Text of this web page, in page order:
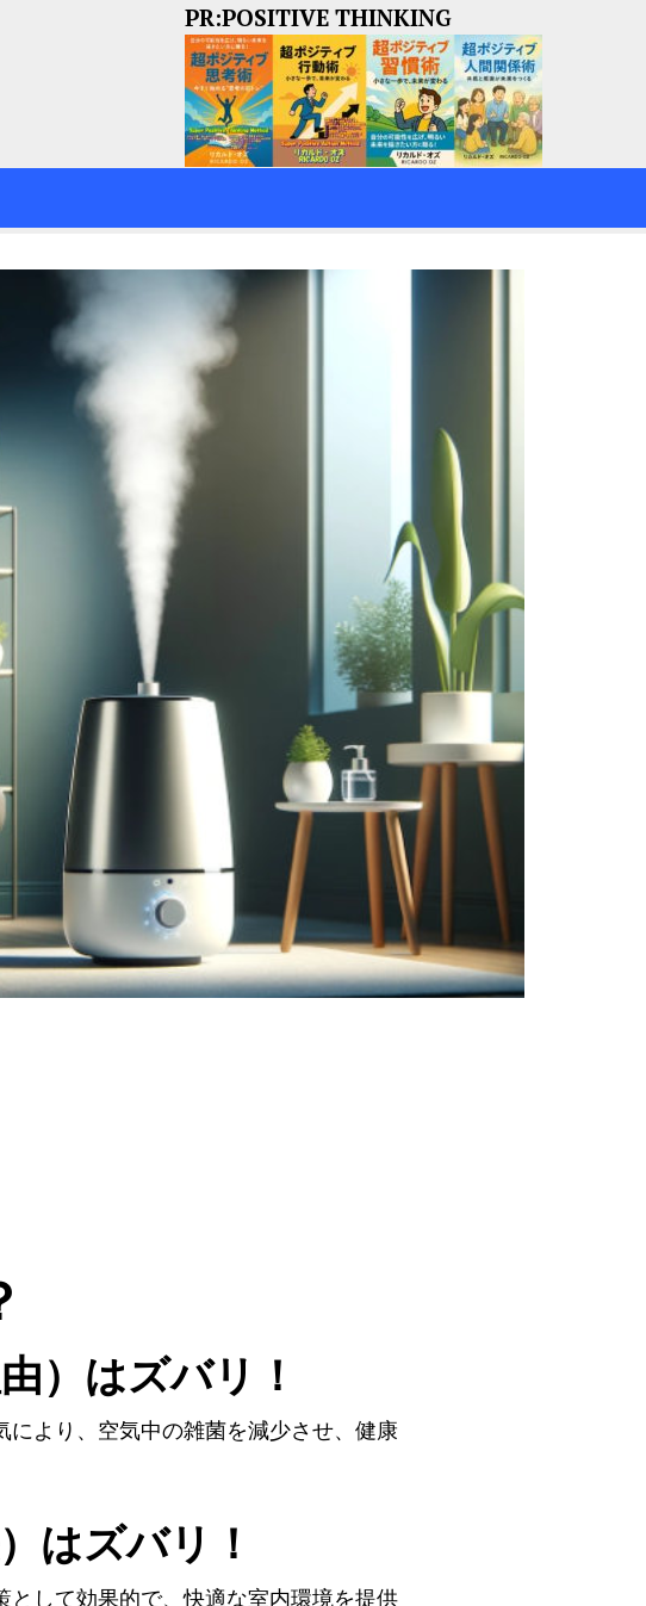
PR:POSITIVE THINKING
）はズバリ！
より、空気中の雑菌を減少させ、健康
はズバリ！
して効果的で、快適な室内環境を提供